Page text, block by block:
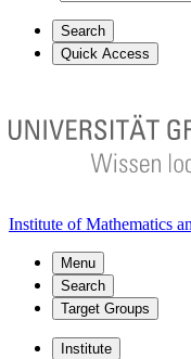
Search
Quick Access
Institute of Mathematics
Menu
Search
Target Groups
Institute